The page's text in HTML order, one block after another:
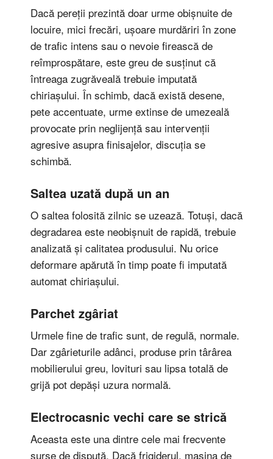
Dacă pereții prezintă doar urme obișnuite de
locuire, mici frecări, ușoare murdăriri în zone
de trafic intens sau o nevoie firească de
reîmprospătare, este greu de susținut că
întreaga zugrăveală trebuie imputată
chiriașului. În schimb, dacă există desene,
pete accentuate, urme extinse de umezeală
provocate prin neglijență sau intervenții
agresive asupra finisajelor, discuția se
schimbă.
Saltea uzată după un an
O saltea folosită zilnic se uzează. Totuși, dacă
degradarea este neobișnuit de rapidă, trebuie
analizată și calitatea produsului. Nu orice
deformare apărută în timp poate fi imputată
automat chiriașului.
Parchet zgâriat
Urmele fine de trafic sunt, de regulă, normale.
Dar zgârieturile adânci, produse prin târârea
mobilierului greu, lovituri sau lipsa totală de
grijă pot depăși uzura normală.
Electrocasnic vechi care se strică
Aceasta este una dintre cele mai frecvente
surse de dispută. Dacă frigiderul, mașina de